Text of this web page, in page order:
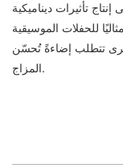
تأثيرات ديناميكية
للحفلات الموسيقية
تتطلب إضاءةً تُحسّن
المزاج.